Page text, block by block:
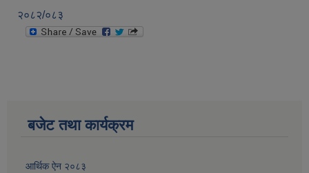
२०८२/०८३
बजेट तथा कार्यक्रम
आर्थिक ऐन २०८३